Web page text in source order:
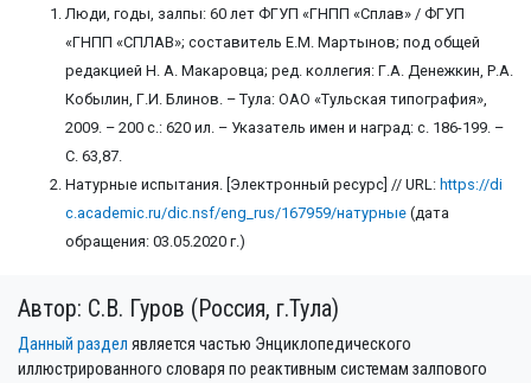
Люди, годы, залпы: 60 лет ФГУП «ГНПП «Сплав» / ФГУП
«ГНПП «СПЛАВ»; составитель Е.М. Мартынов; под общей
редакцией Н. А. Макаровца; ред. коллегия: Г.А. Денежкин, Р.А.
Кобылин, Г.И. Блинов. – Тула: ОАО «Тульская типография»,
2009. – 200 с.: 620 ил. – Указатель имен и наград: с. 186-199. –
С. 63,87.
Натурные испытания. [Электронный ресурс] // URL: https://di
c.academic.ru/dic.nsf/eng_rus/167959/натурные (дата
обращения: 03.05.2020 г.)
Автор: С.В. Гуров (Россия, г.Тула)
Данный раздел является частью Энциклопедического
иллюстрированного словаря по реактивным системам залпового